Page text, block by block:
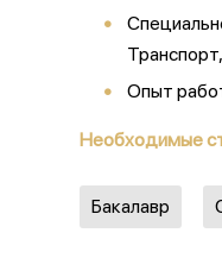
Опыт
Необходимые
Бакалавр